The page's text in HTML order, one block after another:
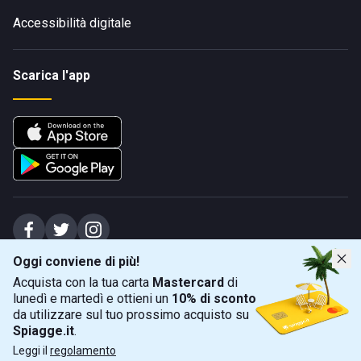
Oggi conviene di più!
Acquista con la tua carta Mastercard di
lunedì e martedì e ottieni un 10% di sconto
da utilizzare sul tuo prossimo acquisto su
Spiagge.it.
Leggi il regolamento
Accessibilità digitale
Scarica l'app
Spiagge Srl - Sede legale: Via Marecchiese 48, 47923 Rimini (RN), IT -
capitale sociale Euro 31245,57 - Iscritta al registro delle imprese di Rimini
Sede operativa: Via Flaminia 180, 47924 Rimini (RN), IT
+39 0541 772375
info@spiagge.it - p.i./c.f. 04536640404
© 2026 Spiagge Srl. Tutti i diritti riservati.